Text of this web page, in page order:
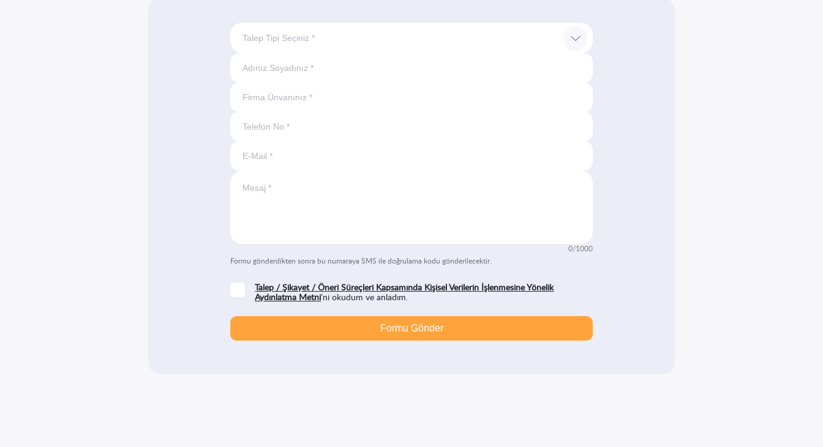
0/1000
Formu gönderdikten sonra bu numaraya SMS ile doğrulama kodu gönderilecektir.
Talep / Şikayet / Öneri Süreçleri Kapsamında Kişisel Verilerin İşlenmesine Yönelik
Aydınlatma Metni’ni okudum ve anladım.
Formu Gönder